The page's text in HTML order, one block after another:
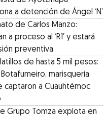
a detención de Ángel ‘N’
de Carlos Manzo:
a proceso al ‘R1′ y estará
preventiva
de hasta 5 mil pesos:
marisquería
captaron a Cuauhtémoc
Grupo Tomza explota en